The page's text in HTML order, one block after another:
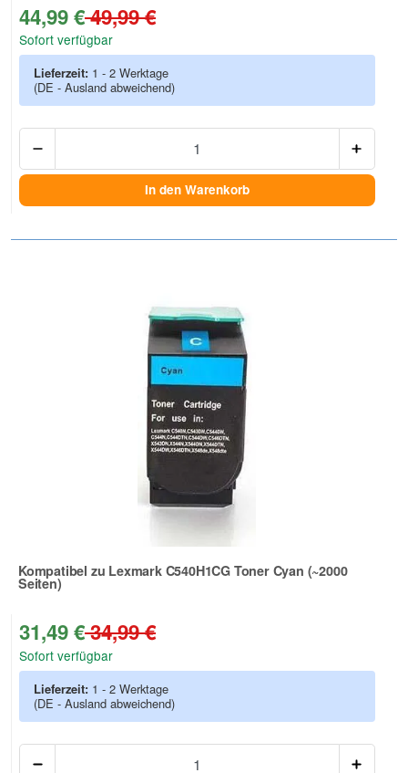
44,99 €49,99 €
Sofort verfügbar
Lieferzeit: 1 - 2 Werktage
(DE - Ausland abweichend)
In den Warenkorb
Kompatibel zu Lexmark C540H1CG Toner Cyan (~2000
Seiten)
Zur Artikelbewertung
31,49 €34,99 €
Sofort verfügbar
Lieferzeit: 1 - 2 Werktage
(DE - Ausland abweichend)